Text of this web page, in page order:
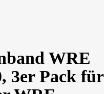
WRE
3er Pack für